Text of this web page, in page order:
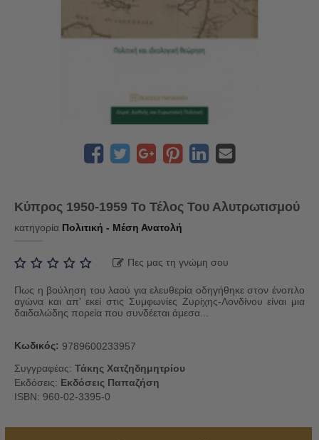
Κύπρος 1950-1959 Το Τέλος Του Αλυτρωτισμού
κατηγορία Πολιτική - Μέση Ανατολή
Πες μας τη γνώμη σου
Πως η βούληση του λαού για ελευθερία οδηγήθηκε στον ένοπλο
αγώνα και απ' εκεί στις Συμφωνίες Ζυρίχης-Λονδίνου είναι μια
δαιδαλώδης πορεία που συνδέεται άμεσα...
Κωδικός: 9789600233957
Συγγραφέας: Τάκης Χατζηδημητρίου
Εκδόσεις: Εκδόσεις Παπαζήση
ISBN: 960-02-3395-0